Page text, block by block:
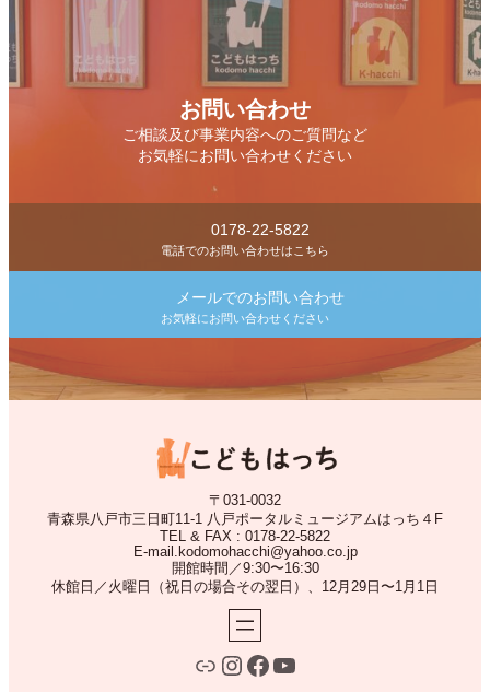
お問い合わせ
ご相談及び事業内容へのご質問など
お気軽にお問い合わせください
0178-22-5822
電話でのお問い合わせはこちら
メールでのお問い合わせ
お気軽にお問い合わせください
〒031-0032
青森県八戸市三日町11-1 八戸ポータルミュージアムはっち４F
TEL & FAX : 0178-22-5822
E-mail.kodomohacchi@yahoo.co.jp
開館時間／9:30〜16:30
休館日／火曜日（祝日の場合その翌日）、12月29日〜1月1日
LINEInstagram
Facebook
YouTube